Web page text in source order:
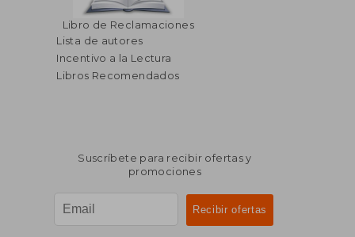
Libro de Reclamaciones
Lista de autores
Incentivo a la Lectura
Libros Recomendados
Suscríbete para recibir ofertas y
promociones